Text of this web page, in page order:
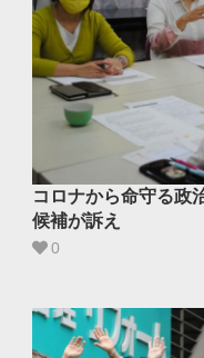
コロナから命守る政
候補が訴え
0